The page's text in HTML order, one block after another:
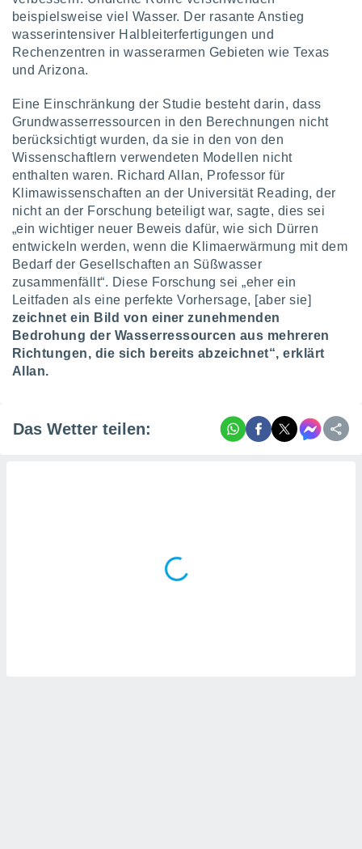
der
zur
und
durch
und der
von
von
1199
beispielsweise viel Wasser. Der rasante Anstieg
wasserintensiver Halbleiterfertigungen und
Rechenzentren in wasserarmen Gebieten wie Texas
und Arizona.
Eine Einschränkung der Studie besteht darin, dass
Grundwasserressourcen in den Berechnungen nicht
berücksichtigt wurden, da sie in den von den
Wissenschaftlern verwendeten Modellen nicht
enthalten waren. Richard Allan, Professor für
Klimawissenschaften an der Universität Reading, der
nicht an der Forschung beteiligt war, sagte, dies sei
„ein wichtiger neuer Beweis dafür, wie sich Dürren
entwickeln werden, wenn die Klimaerwärmung mit dem
Bedarf der Gesellschaften an Süßwasser
zusammenfällt“. Diese Forschung sei „eher ein
Leitfaden als eine perfekte Vorhersage, [aber sie]
zeichnet ein Bild von einer zunehmenden
Bedrohung der Wasserressourcen aus mehreren
Richtungen, die sich bereits abzeichnet“, erklärt
Allan.
Das Wetter teilen: